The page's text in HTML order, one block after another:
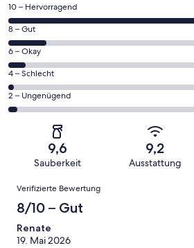
776
von
insgesamt
1014
Gästebewertungen
haben
eine
Bewertung
Hervorragend
10 – Hervorragend
133
von
insgesamt
1014
Gästebewertungen
haben
Bewertung
Gut
8 – Gut
56
von
insgesamt
1014
Gästebewertungen
Bewertung
Okay
6 – Okay
22
von
insgesamt
Gästebewertungen
von
Schlecht
4 – Schlecht
27
von
insgesamt
Gästebewertungen
haben
eine
Bewertung
von
2 – Ungenügend
9,6
Sauberkeit
9,2
Ausstattung
Bewertungen
Verifizierte Bewertung
8/10 – Gut
Renate
19. Mai 2026